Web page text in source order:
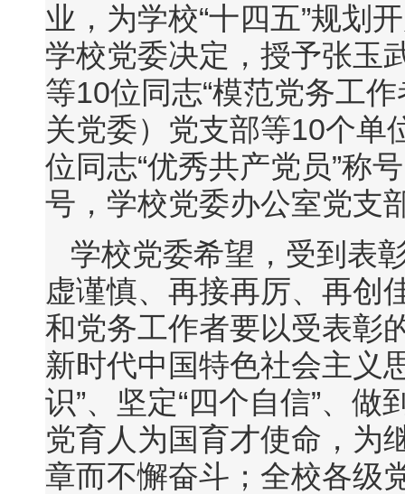
业，为学校“十四五”规划
学校党委决定，授予张玉
等10位同志“模范党务工
关党委）党支部等10个单
位同志“优秀共产党员”称
号，学校党委办公室党支
学校党委希望，受到表
虚谨慎、再接再厉、再创
和党务工作者要以受表彰
新时代中国特色社会主义
识”、坚定“四个自信”、做
党育人为国育才使命，为
章而不懈奋斗；全校各级